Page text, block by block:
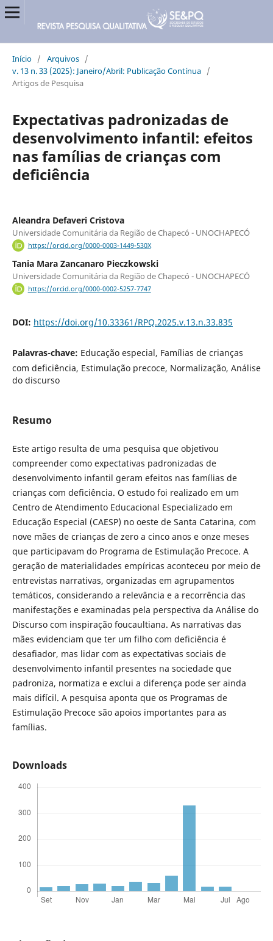
Início / Arquivos /
v. 13 n. 33 (2025): Janeiro/Abril: Publicação Contínua /
Artigos de Pesquisa
Expectativas padronizadas de
desenvolvimento infantil: efeitos
nas famílias de crianças com
deficiência
Aleandra Defaveri Cristova
Universidade Comunitária da Região de Chapecó - UNOCHAPECÓ
https://orcid.org/0000-0003-1449-530X
Tania Mara Zancanaro Pieczkowski
Universidade Comunitária da Região de Chapecó - UNOCHAPECÓ
https://orcid.org/0000-0002-5257-7747
DOI: https://doi.org/10.33361/RPQ.2025.v.13.n.33.835
Palavras-chave: Educação especial, Famílias de crianças
com deficiência, Estimulação precoce, Normalização, Análise
do discurso
Resumo
Este artigo resulta de uma pesquisa que objetivou
compreender como expectativas padronizadas de
desenvolvimento infantil geram efeitos nas famílias de
crianças com deficiência. O estudo foi realizado em um
Centro de Atendimento Educacional Especializado em
Educação Especial (CAESP) no oeste de Santa Catarina, com
nove mães de crianças de zero a cinco anos e onze meses
que participavam do Programa de Estimulação Precoce. A
geração de materialidades empíricas aconteceu por meio de
entrevistas narrativas, organizadas em agrupamentos
temáticos, considerando a relevância e a recorrência das
manifestações e examinadas pela perspectiva da Análise do
Discurso com inspiração foucaultiana. As narrativas das
mães evidenciam que ter um filho com deficiência é
desafiador, mas lidar com as expectativas sociais de
desenvolvimento infantil presentes na sociedade que
padroniza, normatiza e exclui a diferença pode ser ainda
mais difícil. A pesquisa aponta que os Programas de
Estimulação Precoce são apoios importantes para as
famílias.
Downloads